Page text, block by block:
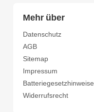
Mehr über
Datenschutz
AGB
Sitemap
Impressum
Batteriegesetzhinweise
Widerrufsrecht